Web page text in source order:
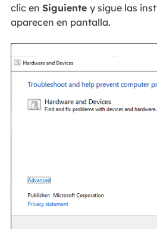
clic en Siguiente y sigue las
aparecen en pantalla.